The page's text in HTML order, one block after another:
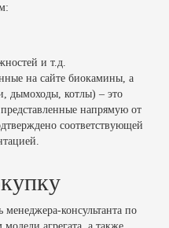
и т.д.
на сайте биокамины, а
дымоходы, котлы) – это
напрямую от
соответствующей
консультанта по